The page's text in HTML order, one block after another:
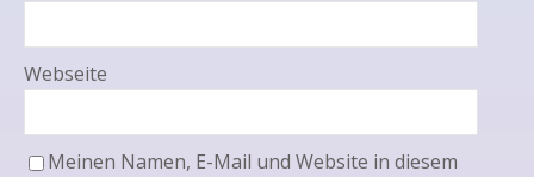
Webseite
Meinen Namen, E-Mail und Website in diesem